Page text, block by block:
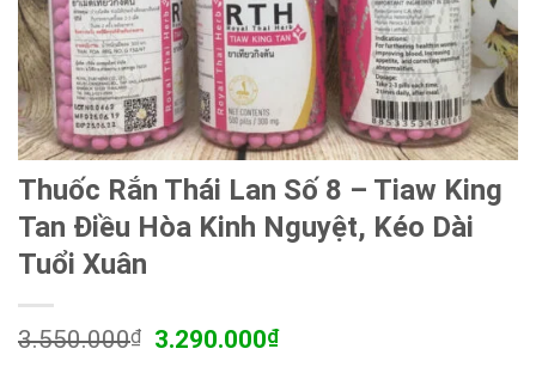
Thuốc Rắn Thái Lan Số 8 – Tiaw King
Tan Điều Hòa Kinh Nguyệt, Kéo Dài
Tuổi Xuân
3.550.000₫
Giá
3.290.000₫Giá